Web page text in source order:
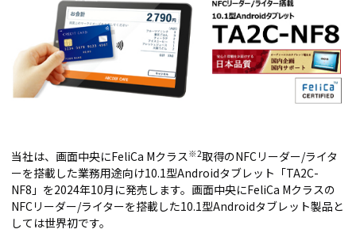
当社は、画面中央にFeliCa Mクラス※2取得のNFCリーダー/ライタ
ーを搭載した業務用途向け10.1型Androidタブレット「TA2C-
NF8」を2024年10月に発売します。画面中央にFeliCa Mクラスの
NFCリーダー/ライターを搭載した10.1型Androidタブレット製品と
しては世界初です。